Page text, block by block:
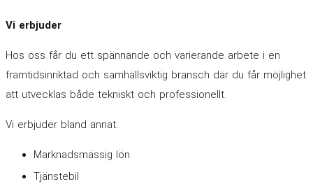
Vi erbjuder
Hos oss får du ett spännande och varierande arbete i en
framtidsinriktad och samhällsviktig bransch där du får möjlighet
att utvecklas både tekniskt och professionellt.
Vi erbjuder bland annat:
Marknadsmässig lön
Tjänstebil